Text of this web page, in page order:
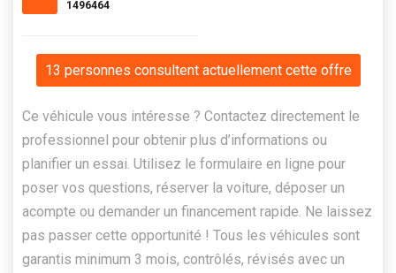
1496464
13 personnes consultent actuellement cette offre
Ce véhicule vous intéresse ? Contactez directement le
professionnel pour obtenir plus d’informations ou
planifier un essai. Utilisez le formulaire en ligne pour
poser vos questions, réserver la voiture, déposer un
acompte ou demander un financement rapide. Ne laissez
pas passer cette opportunité ! Tous les véhicules sont
garantis minimum 3 mois, contrôlés, révisés avec un